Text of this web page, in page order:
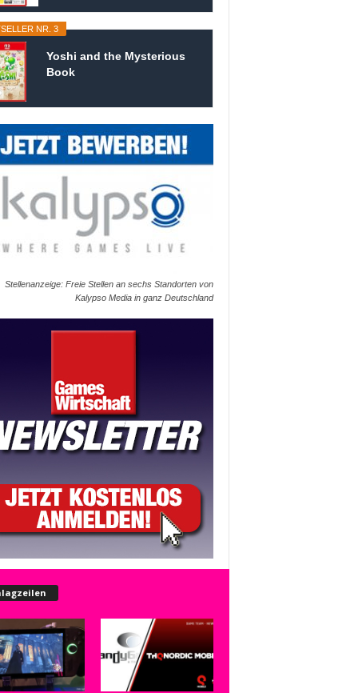
NR. 3
Yoshi and the Mysterious
Book
Stellenanzeige: Freie Stellen an sechs Standorten von
Kalypso Media in ganz Deutschland